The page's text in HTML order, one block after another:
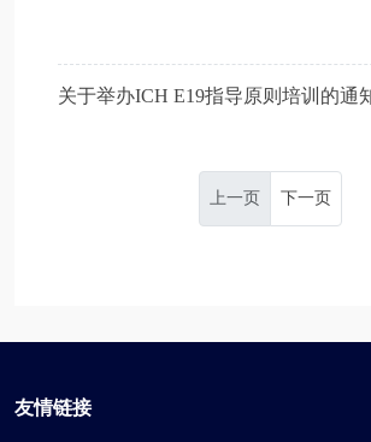
关于举办ICH E19指导原则培训的通
上一页 下一页
友情链接